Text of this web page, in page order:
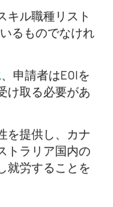
キル職種リスト
いるものでなけれ
、申請者はEOIを
け取る必要があ
を提供し、カナ
トラリア国内の
就労することを